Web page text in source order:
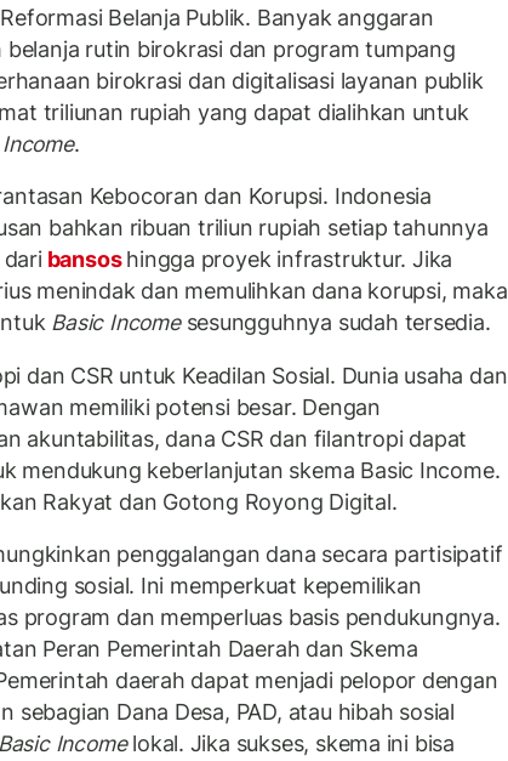
Belanja Publik. Banyak anggaran
belanja rutin birokrasi dan program tumpang
birokrasi dan digitalisasi layanan publik
triliunan rupiah yang dapat dialihkan untuk
.
Kebocoran dan Korupsi. Indonesia
bahkan ribuan triliun rupiah setiap tahunnya
bansoshingga proyek infrastruktur. Jika
menindak dan memulihkan dana korupsi, maka
Basic Incomesesungguhnya sudah tersedia.
dan CSR untuk Keadilan Sosial. Dunia usaha dan
memiliki potensi besar. Dengan
akuntabilitas, dana CSR dan filantropi dapat
mendukung keberlanjutan skema Basic Income.
Rakyat dan Gotong Royong Digital.
penggalangan dana secara partisipatif
sosial. Ini memperkuat kepemilikan
program dan memperluas basis pendukungnya.
Peran Pemerintah Daerah dan Skema
daerah dapat menjadi pelopor dengan
sebagian Dana Desa, PAD, atau hibah sosial
Basic Incomelokal. Jika sukses, skema ini bisa